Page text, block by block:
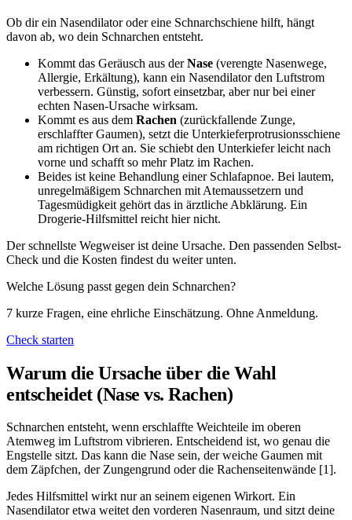
Ob dir ein Nasendilator oder eine Schnarchschiene hilft, hängt
davon ab, wo dein Schnarchen entsteht.
Kommt das Geräusch aus derNase (verengte Nasenwege,
Allergie, Erkältung), kann ein Nasendilator den Luftstrom
verbessern. Günstig, sofort einsetzbar, aber nur bei einer
echten Nasen-Ursache wirksam.
Kommt es aus dem Rachen (zurückfallende Zunge,
erschlaffter Gaumen), setzt die Unterkieferprotrusionsschiene
am richtigen Ort an. Sie schiebt den Unterkiefer leicht nach
vorne und schafft so mehr Platz im Rachen.
Beides ist keine Behandlung einer Schlafapnoe. Bei lautem,
unregelmäßigem Schnarchen mit Atemaussetzern und
Tagesmüdigkeit gehört das in ärztliche Abklärung. Ein
Drogerie-Hilfsmittel reicht hier nicht.
Der schnellste Wegweiser ist deine Ursache. Den passenden Selbst-
Check und die Kosten findest du weiter unten.
Welche Lösung passt gegen dein Schnarchen?
7 kurze Fragen, eine ehrliche Einschätzung. Ohne Anmeldung.
Check starten
Warum die Ursache über die Wahl
entscheidet (Nase vs. Rachen)
Schnarchen entsteht, wenn erschlaffte Weichteile im oberen
Atemweg im Luftstrom vibrieren. Entscheidend ist, wo genau die
Engstelle sitzt. Das kann die Nase sein, der weiche Gaumen mit
dem Zäpfchen, der Zungengrund oder die Rachenseitenwände [1].
Jedes Hilfsmittel wirkt nur an seinem eigenen Wirkort. Ein
Nasendilator etwa weitet den vorderen Nasenraum, und sitzt deine